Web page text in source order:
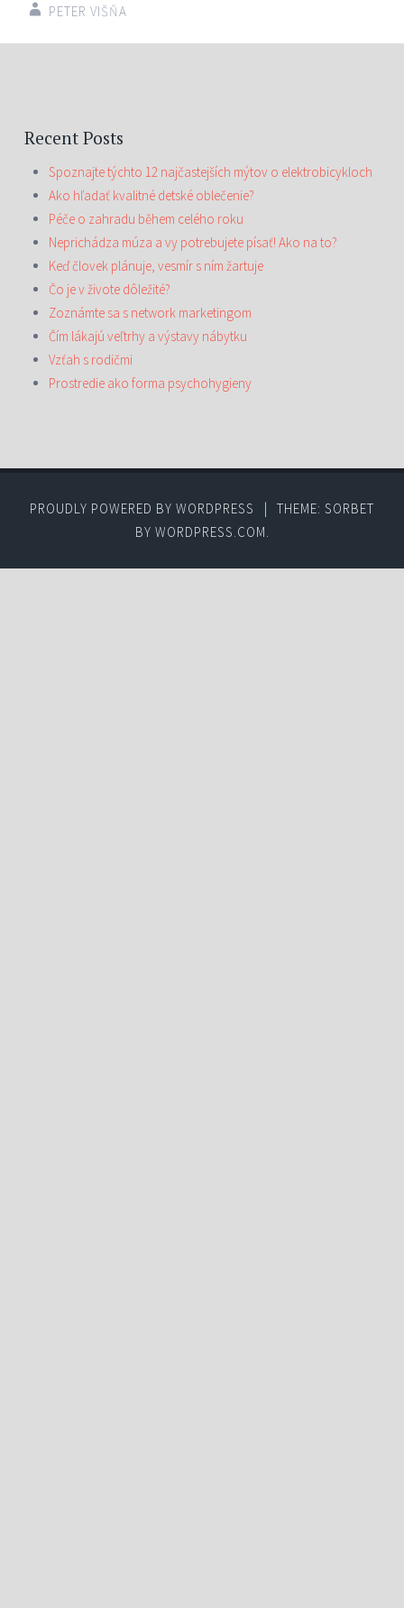
PETER VIŠŇA
Recent Posts
Spoznajte týchto 12 najčastejších mýtov o elektrobicykloch
Ako hľadať kvalitné detské oblečenie?
Péče o zahradu během celého roku
Neprichádza múza a vy potrebujete písať! Ako na to?
Keď človek plánuje, vesmír s ním žartuje
Čo je v živote dôležité?
Zoznámte sa s network marketingom
Čím lákajú veľtrhy a výstavy nábytku
Vzťah s rodičmi
Prostredie ako forma psychohygieny
PROUDLY POWERED BY WORDPRESS |
THEME: SORBET
BY WORDPRESS.COM